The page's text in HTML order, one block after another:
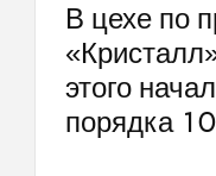
В цехе по
этого
порядка